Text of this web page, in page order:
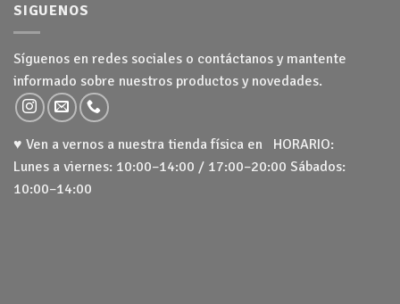
SIGUENOS
Síguenos en redes sociales o contáctanos y mantente
informado sobre nuestros productos y novedades.
♥ Ven a vernos a nuestra tienda física en HORARIO:
Lunes a viernes: 10:00–14:00 / 17:00–20:00 Sábados:
10:00–14:00